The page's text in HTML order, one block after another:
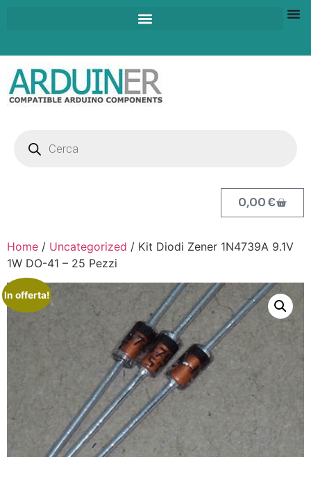
0,00€
Home / Uncategorized / Kit Diodi Zener 1N4739A 9.1V
1W DO-41 – 25 Pezzi
In offerta!